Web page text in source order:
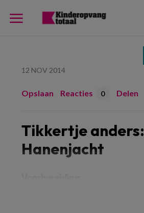
12 NOV 2014
Opslaan Reacties 0 Delen
Tikkertje anders:
Hanenjacht